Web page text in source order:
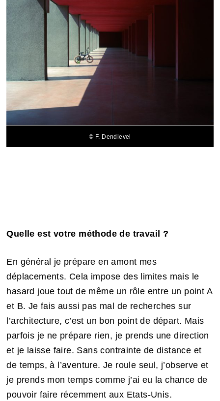
© F. Dendievel
Quelle est votre méthode de travail ?
En général je prépare en amont mes
déplacements. Cela impose des limites mais le
hasard joue tout de même un rôle entre un point A
et B. Je fais aussi pas mal de recherches sur
l’architecture, c’est un bon point de départ. Mais
parfois je ne prépare rien, je prends une direction
et je laisse faire. Sans contrainte de distance et
de temps, à l’aventure. Je roule seul, j’observe et
je prends mon temps comme j’ai eu la chance de
pouvoir faire récemment aux Etats-Unis.